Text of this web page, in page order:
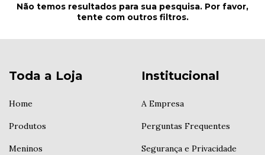
Não temos resultados para sua pesquisa. Por favor,
tente com outros filtros.
Toda a Loja
Home
Produtos
Meninos
Institucional
A Empresa
Perguntas Frequentes
Segurança e Privacidade